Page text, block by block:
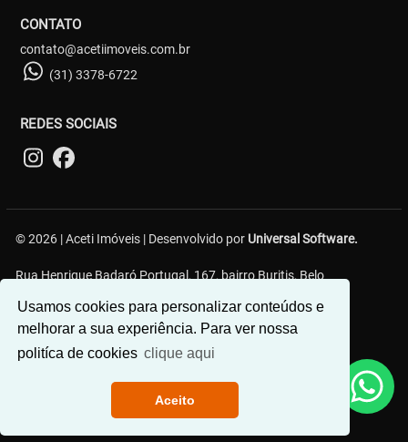
Usamos cookies para personalizar conteúdos e
melhorar a sua experiência. Para ver nossa
politíca de cookies clique aqui
Aceito
CONTATO
contato@acetiimoveis.com.br
(31) 3378-6722
REDES SOCIAIS
© 2026 | Aceti Imóveis | Desenvolvido por Universal Software.
Rua Henrique Badaró Portugal, 167, bairro Buritis, Belo